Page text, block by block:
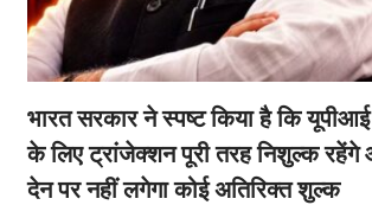
भारत सरकार ने स्पष्ट किया है कि
के लिए ट्रांजेक्शन पूरी तरह निशुल्क
देन पर नहीं लगेगा कोई अतिरिक्त शुल्क